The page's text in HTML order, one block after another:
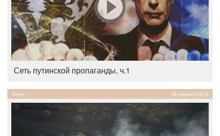
Сеть путинской пропаганды, ч.1
Фото 29 апреля 2015